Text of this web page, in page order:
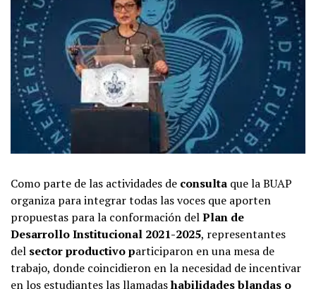
Como parte de las actividades de consulta que la BUAP
organiza para integrar todas las voces que aporten
propuestas para la conformación delPlan de
Desarrollo Institucional 2021-2025, representantes
del sector productivo participaron en una mesa de
trabajo, donde coincidieron en la necesidad de incentivar
en los estudiantes las llamadashabilidades blandas o